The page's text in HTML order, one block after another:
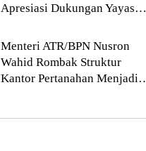
Apresiasi Dukungan Yayasan
Blog
Menteri ATR/BPN Nusron
Wahid Rombak Struktur
Kantor Pertanahan Menjadi